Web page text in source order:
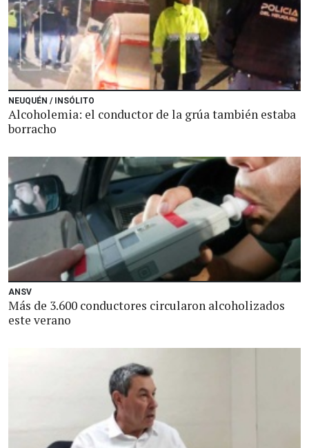
NEUQUÉN / INSÓLITO
Alcoholemia: el conductor de la grúa también estaba
borracho
ANSV
Más de 3.600 conductores circularon alcoholizados
este verano